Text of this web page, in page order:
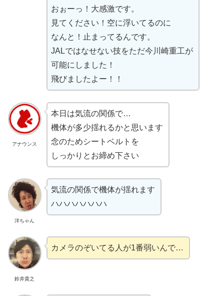
おぉーっ！大感激です。
見てください！空に浮いてるのに
なんと！止まってるんです。
JALではなせない技をただ今川崎重工が
可能にしました！
飛びましたよー！！
アナウンス
本日は気流の関係で…
機体が多少揺れるかと思います
念のためシートベルトを
しっかりとお締め下さい
洋ちゃん
気流の関係で機体が揺れます
ハハハハハハハ
鈴井貴之
カメラのぞいてる人が1番弱いんで…